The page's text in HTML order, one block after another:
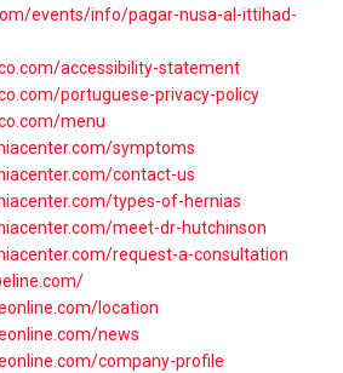
events/info/pagar-nusa-al-ittihad-
accessibility-statement
portuguese-privacy-policy
menu
symptoms
contact-us
types-of-hernias
meet-dr-hutchinson
request-a-consultation
location
news
company-profile